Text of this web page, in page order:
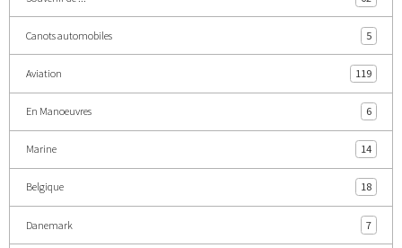
Canots automobiles 5
Aviation 119
En Manoeuvres 6
Marine 14
Belgique 18
Danemark 7